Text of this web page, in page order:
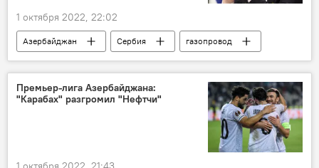
1 октября 2022, 22:02
Азербайджан Сербия
газопровод
IGB
Ильхам Алиев
Александр Вучич
Премьер-лига Азербайджана:
"Карабах" разгромил "Нефтчи"